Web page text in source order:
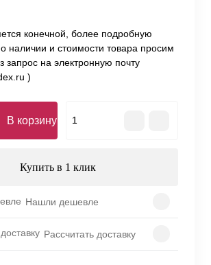
конечной, более подробную
наличии и стоимости товара просим
запрос на электронную почту
)
В корзину
Купить в 1 клик
Нашли дешевле
Рассчитать доставку